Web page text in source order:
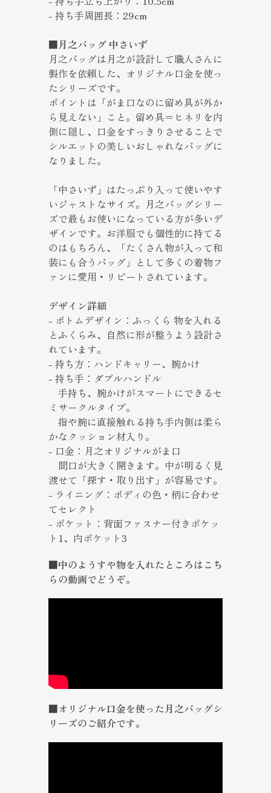
- 持ち手周囲長：29cm
■月之バッグ 中さいず
月之バッグは月之が設計して職人さんに
製作を依頼した、オリジナル口金を使っ
たシリーズです。
ポイントは「がま口なのに留め具が外か
ら見えない」こと。留め具＝ヒネリを内
側に隠し、口金をすっきりさせることで
シルエットの美しいおしゃれなバッグに
なりました。
「中さいず」はたっぷり入って使いやす
いジャストなサイズ。月之バッグシリー
ズで最もお使いになっている方が多いデ
ザインです。お洋服でも個性的に持てる
のはもちろん、「たくさん物が入って和
装にも合うバッグ」として多くの着物フ
ァンに愛用・リピートされています。
デザイン詳細
- ボトムデザイン：ふっくら 物を入れる
とふくらみ、自然に形が整うよう設計さ
れています。
- 持ち方：ハンドキャリー、腕かけ
- 持ち手：ダブルハンドル
手持ち、腕かけがスマートにできるセ
ミサークルタイプ。
指や腕に直接触れる持ち手内側は柔ら
かなクッション材入り。
- 口金：月之オリジナルがま口
間口が大きく開きます。中が明るく見
渡せて「探す・取り出す」が容易です。
- ライニング：ボディの色・柄に合わせ
てセレクト
- ポケット：背面ファスナー付きポケッ
ト1、内ポケット3
■中のようすや物を入れたところはこち
らの動画でどうぞ。
■オリジナル口金を使った月之バッグシ
リーズのご紹介です。